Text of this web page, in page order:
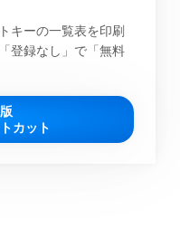
キーの一覧表を印刷
登録なし」で「無料
カット